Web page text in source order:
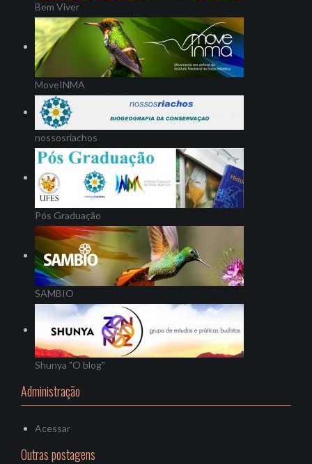
Bem Viver
MoveINMA
nossosriachos
Pós Graduação
SAMBIO
Shunya "O blog"
Administração
Acessar
Outras postagens